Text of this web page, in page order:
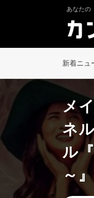
あなたの
新着ニュ
メ
ネ
ル
～』